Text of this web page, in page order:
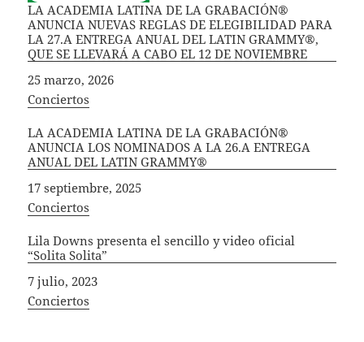
LA ACADEMIA LATINA DE LA GRABACIÓN®
ANUNCIA NUEVAS REGLAS DE ELEGIBILIDAD PARA
LA 27.A ENTREGA ANUAL DEL LATIN GRAMMY®,
QUE SE LLEVARÁ A CABO EL 12 DE NOVIEMBRE
Fecha
25 marzo, 2026
In relation to
Conciertos
LA ACADEMIA LATINA DE LA GRABACIÓN®
ANUNCIA LOS NOMINADOS A LA 26.A ENTREGA
ANUAL DEL LATIN GRAMMY®
Fecha
17 septiembre, 2025
In relation to
Conciertos
Lila Downs presenta el sencillo y video oficial
“Solita Solita”
Fecha
7 julio, 2023
In relation to
Conciertos